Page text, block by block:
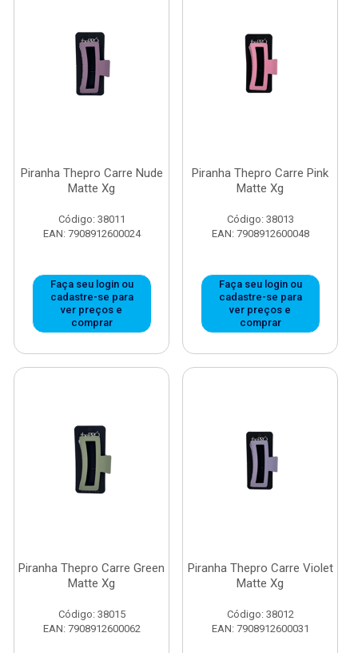
Piranha Thepro Carre Nude
Matte Xg
Código: 38011
EAN: 7908912600024
Faça seu login ou
cadastre-se para
ver preços e
comprar
Piranha Thepro Carre Pink
Matte Xg
Código: 38013
EAN: 7908912600048
Faça seu login ou
cadastre-se para
ver preços e
comprar
Piranha Thepro Carre Green
Matte Xg
Código: 38015
EAN: 7908912600062
Piranha Thepro Carre Violet
Matte Xg
Código: 38012
EAN: 7908912600031